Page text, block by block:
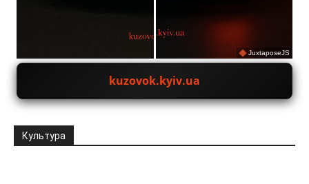
JuxtaposeJS
kuzovok.kyiv.ua
Культура